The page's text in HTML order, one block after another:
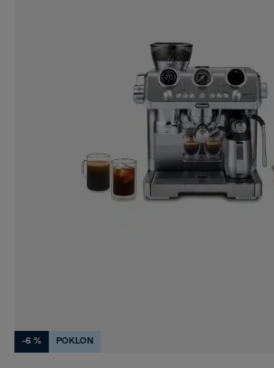
-6 % POKLON